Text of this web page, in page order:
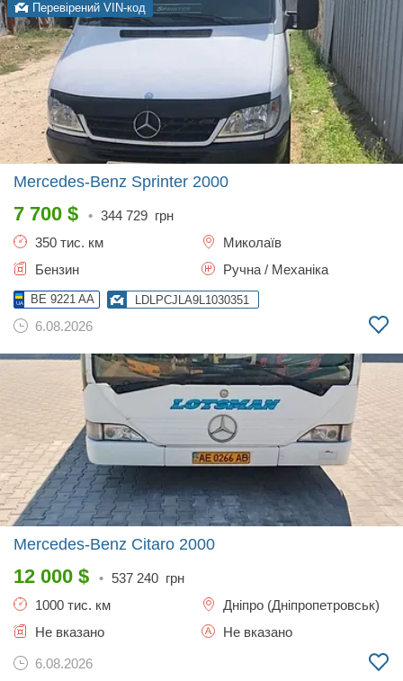
Перевірений VIN-код
Mercedes-Benz Sprinter 2000
7 700 $ • 344 729 грн
350 тис. км
Миколаїв
Бензин
Ручна / Механіка
BE 9221 AA LDLPCJLA9L1030351
6.08.2026
Mercedes-Benz Citaro 2000
12 000 $ • 537 240 грн
1000 тис. км
Дніпро (Дніпропетровськ)
Не вказано
Не вказано
6.08.2026